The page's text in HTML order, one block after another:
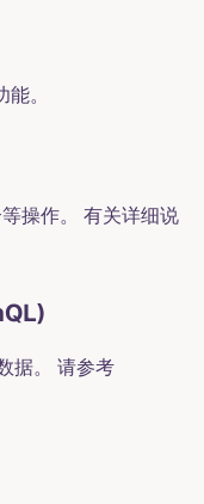
能。
操作。 有关详细说
据。 请参考